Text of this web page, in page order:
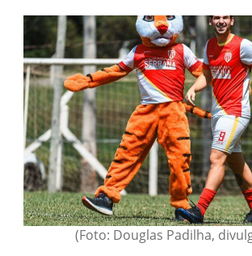
(Foto: Douglas Padilha,